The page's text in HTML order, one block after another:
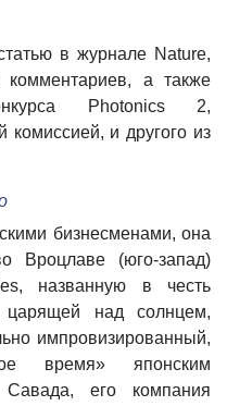
в журнале Nature,
а также
Photonics 2,
комиссией, и другого из
бизнесменами, она
Вроцлаве (юго-запад)
названную в честь
царящей над солнцем,
импровизированный,
время» японским
Савада, его компания